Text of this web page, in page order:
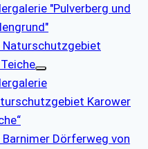
"Pulverberg und
Karower
Dörferweg von